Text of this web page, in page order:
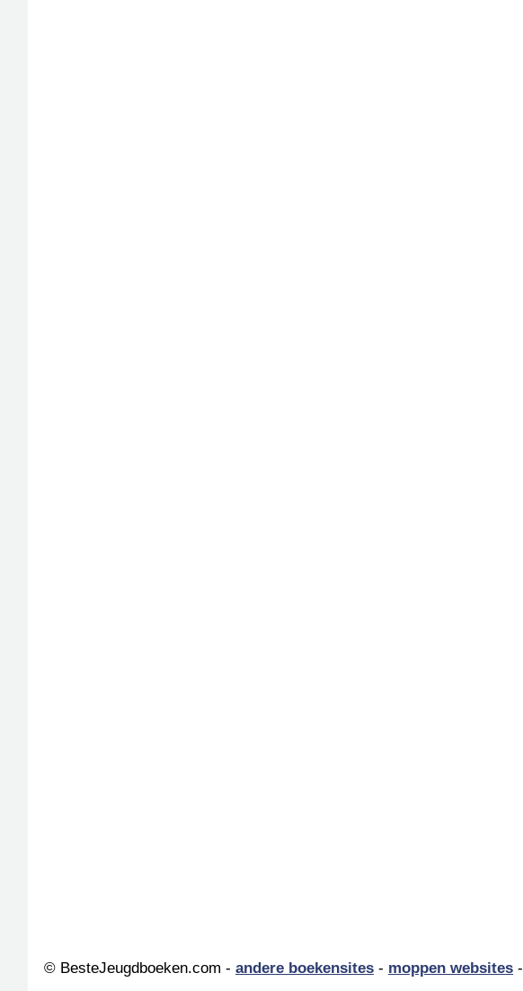
© BesteJeugdboeken.com - andere boekensites - moppen websites -